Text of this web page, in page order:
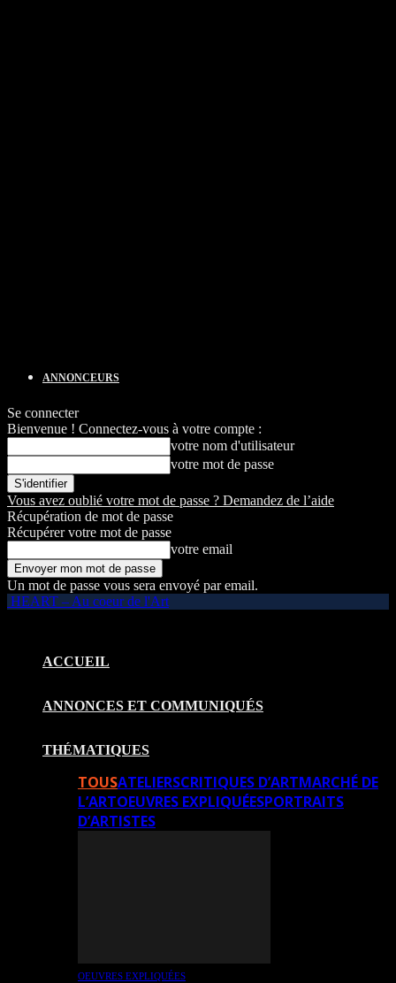
ANNONCEURS
Se connecter
Bienvenue ! Connectez-vous à votre compte :
votre nom d'utilisateur
votre mot de passe
Vous avez oublié votre mot de passe ? Demandez de l’aide
Récupération de mot de passe
Récupérer votre mot de passe
votre email
Un mot de passe vous sera envoyé par email.
HEART – Au coeur de l'Art
ACCUEIL
ANNONCES ET COMMUNIQUÉS
THÉMATIQUES
TOUSATELIERSCRITIQUES D’ARTMARCHÉ DE
L’ARTOEUVRES EXPLIQUÉESPORTRAITS
D’ARTISTES
OEUVRES EXPLIQUÉES